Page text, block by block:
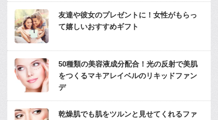
友達や彼女のプレゼントに！女性がもらっ
て嬉しいおすすめギフト
50種類の美容液成分配合！光の反射で美肌
をつくるマキアレイベルのリキッドファン
デ
乾燥肌でも肌をツルンと見せてくれるファ